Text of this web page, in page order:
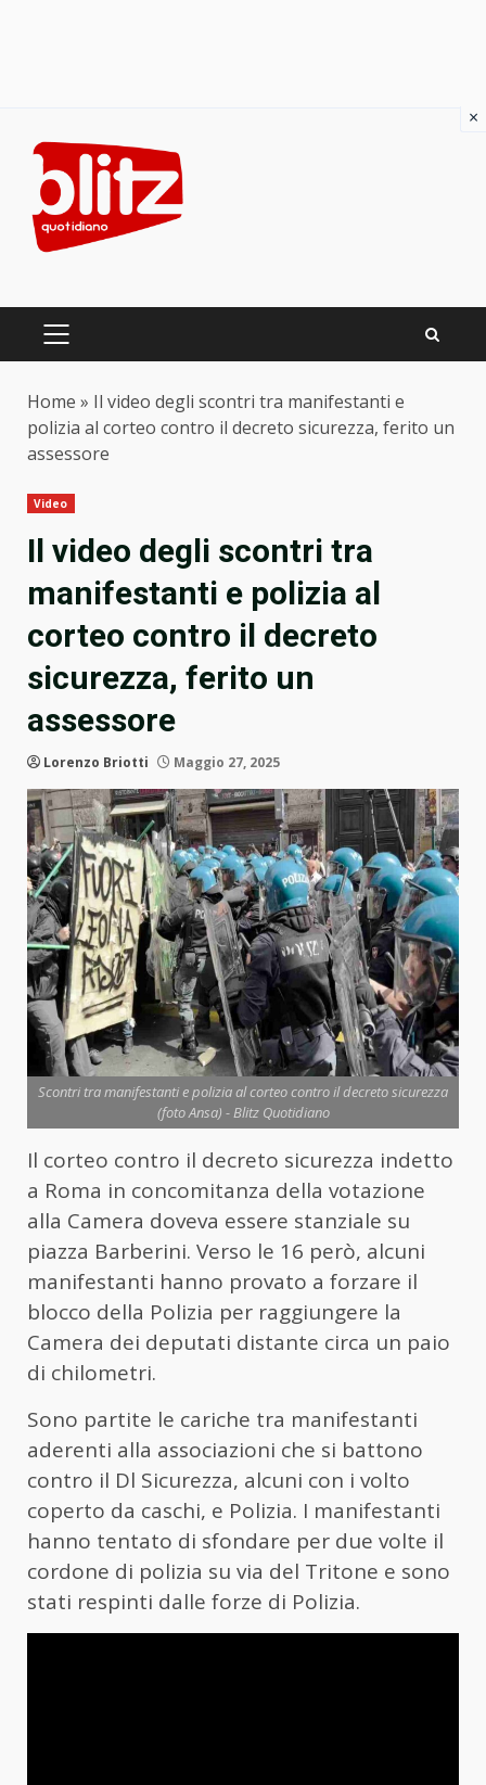
content
PRIMARY
Home » Il video degli scontri tra manifestanti e
polizia al corteo contro il decreto sicurezza, ferito un
assessore
Video
Il video degli scontri tra
manifestanti e polizia al
corteo contro il decreto
sicurezza, ferito un
assessore
Lorenzo Briotti Maggio 27, 2025
Scontri tra manifestanti e polizia al corteo contro il decreto sicurezza
(foto Ansa) - Blitz Quotidiano
Il corteo contro il decreto sicurezza indetto
a Roma in concomitanza della votazione
alla Camera doveva essere stanziale su
piazza Barberini. Verso le 16 però, alcuni
manifestanti hanno provato a forzare il
blocco della Polizia per raggiungere la
Camera dei deputati distante circa un paio
di chilometri.
Sono partite le cariche tra manifestanti
aderenti alla associazioni che si battono
contro il Dl Sicurezza, alcuni con i volto
coperto da caschi, e Polizia. I manifestanti
hanno tentato di sfondare per due volte il
cordone di polizia su via del Tritone e sono
stati respinti dalle forze di Polizia.
×